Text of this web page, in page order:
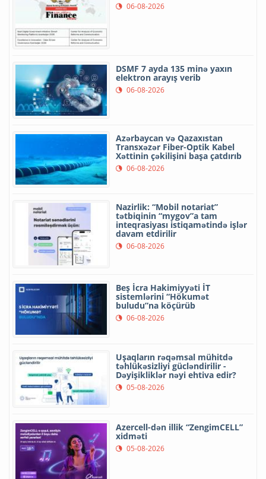
06-08-2026
DSMF 7 ayda 135 minə yaxın
elektron arayış verib
06-08-2026
Azərbaycan və Qazaxıstan
Transxəzər Fiber-Optik Kabel
Xəttinin çəkilişini başa çatdırıb
06-08-2026
Nazirlik: “Mobil notariat”
tətbiqinin “mygov”a tam
inteqrasiyası istiqamətində işlər
davam etdirilir
06-08-2026
Beş İcra Hakimiyyəti İT
sistemlərini “Hökumət
buludu”na köçürüb
06-08-2026
Uşaqların rəqəmsal mühitdə
təhlükəsizliyi gücləndirilir -
Dəyişikliklər nəyi ehtiva edir?
05-08-2026
Azercell-dən illik “ZengimCELL”
xidməti
05-08-2026